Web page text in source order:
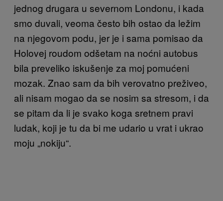
jednog drugara u severnom Londonu, i kada
smo duvali, veoma često bih ostao da ležim
na njegovom podu, jer je i sama pomisao da
Holovej roudom odšetam na noćni autobus
bila preveliko iskušenje za moj pomućeni
mozak. Znao sam da bih verovatno preživeo,
ali nisam mogao da se nosim sa stresom, i da
se pitam da li je svako koga sretnem pravi
ludak, koji je tu da bi me udario u vrat i ukrao
moju „nokiju“.